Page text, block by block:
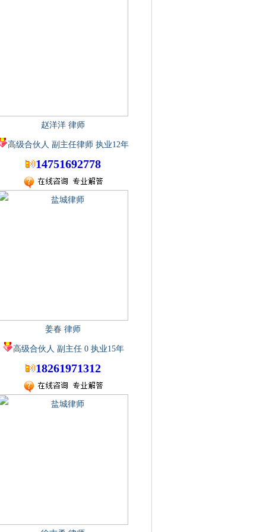
赵洋洋 律师
高级合伙人 副主任律师 执业12年
14751692778
姜春 律师
高级合伙人 副主任 0 执业15年
18261971312